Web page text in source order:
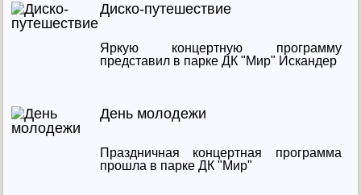
Диско-путешествие
Яркую концертную программу
представил в парке ДК "Мир" Искандер
День молодежи
Праздничная концертная программа
прошла в парке ДК "Мир"